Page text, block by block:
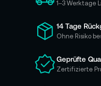
h
ü
r
u
e
1–3 Werktage
14 Tage
Ohne Risiko
Geprüfte
Zertifizierte